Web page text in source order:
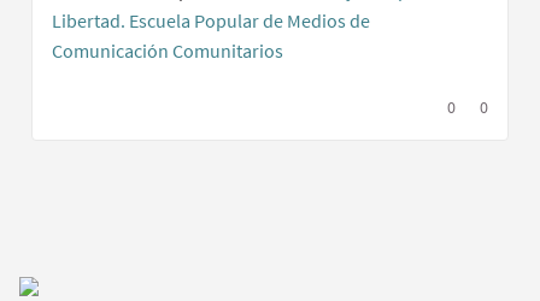
Libertad. Escuela Popular de Medios de
Comunicación Comunitarios
I agree with
0 I0